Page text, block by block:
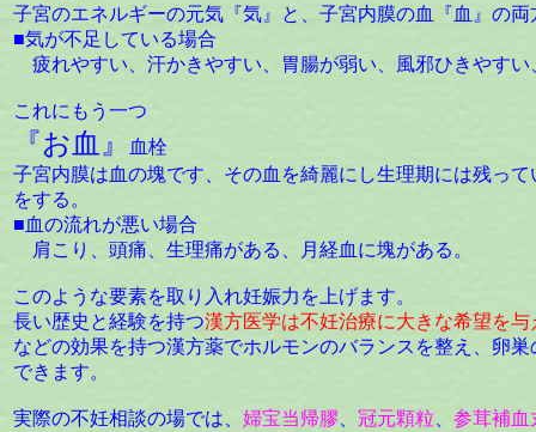
子宮のエネルギーの元気『気』と、子宮内膜の血『血』の
■気が不足している場合
疲れやすい、汗かきやすい、胃腸が弱い、風邪ひきやすい
これにもう一つ
『お血』
血栓
子宮内膜は血の塊です、その血を綺麗にし生理期には残っ
をする。
■血の流れが悪い場合
肩こり、頭痛、生理痛がある、月経血に塊がある。
このような要素を取り入れ妊娠力を上げます。
長い歴史と経験を持つ漢方医学は不妊治療に大きな希望を
などの効果を持つ漢方薬でホルモンのバランスを整え、卵
できます。
実際の不妊相談の場では、 婦宝当帰膠 冠元顆粒
参茸補血